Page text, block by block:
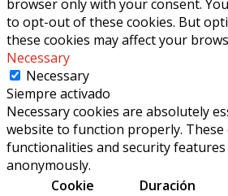
browser only with your consent.
to opt-out of these cookies. But
these cookies may affect your
Necessary
Necessary
Siempre activado
Necessary cookies are absolutely
website to function properly. These
functionalities and security
anonymously.
Cookie
Duración